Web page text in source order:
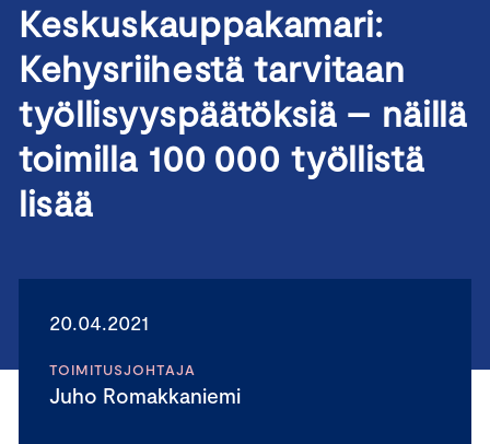
Keskuskauppakamari:
Kehysriihestä tarvitaan
työllisyyspäätöksiä – näillä
toimilla 100 000 työllistä
lisää
20.04.2021
TOIMITUSJOHTAJA
Juho Romakkaniemi